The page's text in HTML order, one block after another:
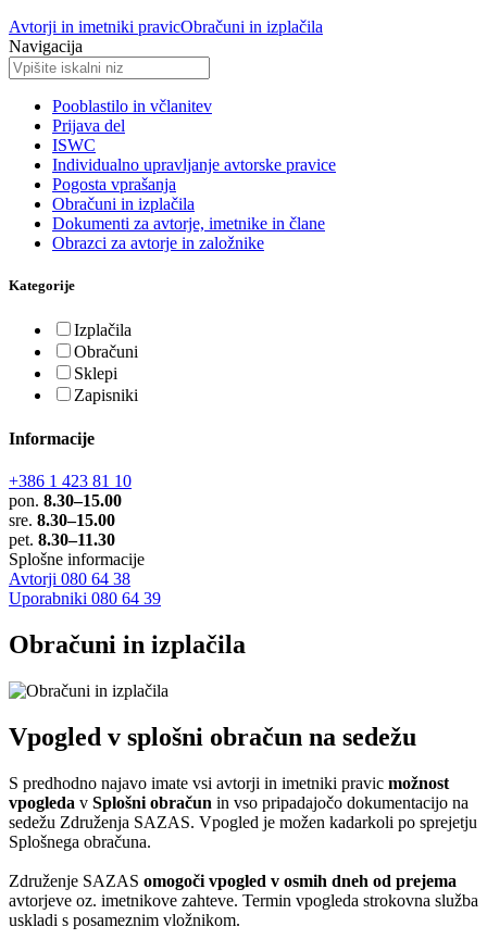
Avtorji in imetniki pravicObračuni in izplačila
Navigacija
Pooblastilo in včlanitev
Prijava del
ISWC
Individualno upravljanje avtorske pravice
Pogosta vprašanja
Obračuni in izplačila
Dokumenti za avtorje, imetnike in člane
Obrazci za avtorje in založnike
Kategorije
Izplačila
Obračuni
Sklepi
Zapisniki
Informacije
+386 1 423 81 10
pon. 8.30–15.00
sre. 8.30–15.00
pet. 8.30–11.30
Splošne informacije
Avtorji 080 64 38
Uporabniki 080 64 39
Obračuni in izplačila
Vpogled v splošni obračun na sedežu
S predhodno najavo imate vsi avtorji in imetniki pravic možnost
vpogleda v Splošni obračun in vso pripadajočo dokumentacijo na
sedežu Združenja SAZAS. Vpogled je možen kadarkoli po sprejetju
Splošnega obračuna.
Združenje SAZAS omogoči vpogled v osmih dneh od prejema
avtorjeve oz. imetnikove zahteve. Termin vpogleda strokovna služba
uskladi s posameznim vložnikom.